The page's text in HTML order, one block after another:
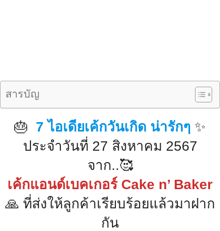
สารบัญ
🎂 7 ไอเดียเค้กวันเกิด น่ารักๆ ✨
ประจำวันที่ 27 สิงหาคม 2567
จาก..🥰
เค้กแอนด์เบคเกอร์ Cake n’ Baker
🙏 ที่ส่งให้ลูกค้าเรียบร้อยแล้วมาฝาก
กัน